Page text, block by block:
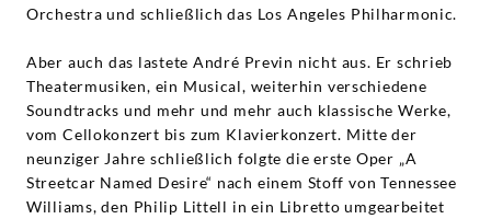
Orchestra und schließlich das Los Angeles Philharmonic.
Aber auch das lastete André Previn nicht aus. Er schrieb
Theatermusiken, ein Musical, weiterhin verschiedene
Soundtracks und mehr und mehr auch klassische Werke,
vom Cellokonzert bis zum Klavierkonzert. Mitte der
neunziger Jahre schließlich folgte die erste Oper „A
Streetcar Named Desire“ nach einem Stoff von Tennessee
Williams, den Philip Littell in ein Libretto umgearbeitet